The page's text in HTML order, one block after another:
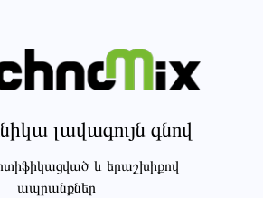
լավագույն գնով
և երաշխիքով
ապրանքներ